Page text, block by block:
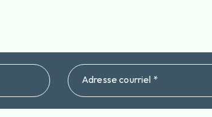
Adresse courriel *